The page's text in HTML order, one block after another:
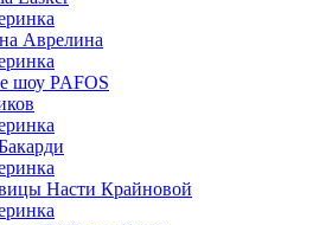
Аврелина
шоу PAFOS
Насти Крайновой